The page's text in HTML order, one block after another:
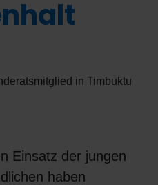
in Timbuktu
Einsatz der jungen
haben